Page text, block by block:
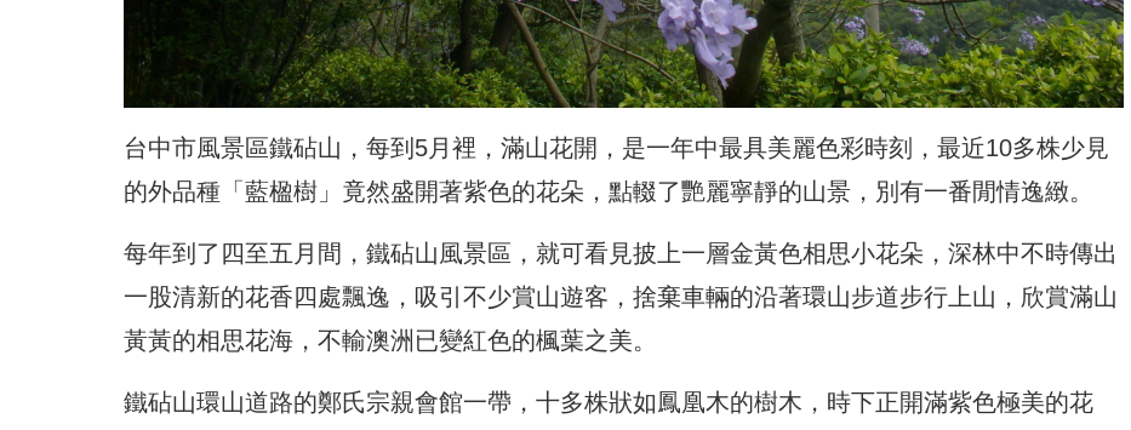
台中市風景區鐵砧山，每到5月裡，滿山花開，是一年中最具美麗色彩時刻，最近10多株少見
的外品種「藍楹樹」竟然盛開著紫色的花朵，點輟了艷麗寧靜的山景，別有一番閒情逸緻。
每年到了四至五月間，鐵砧山風景區，就可看見披上一層金黃色相思小花朵，深林中不時傳出
一股清新的花香四處飄逸，吸引不少賞山遊客，捨棄車輛的沿著環山步道步行上山，欣賞滿山
黃黃的相思花海，不輸澳洲已變紅色的楓葉之美。
鐵砧山環山道路的鄭氏宗親會館一帶，十多株狀如鳳凰木的樹木，時下正開滿紫色極美的花